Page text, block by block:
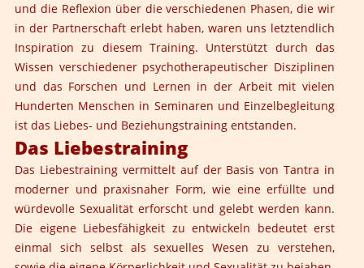
und die Reflexion über die verschiedenen Phasen, die wir
in der Partnerschaft erlebt haben, waren uns letztendlich
Inspiration zu diesem Training. Unterstützt durch das
Wissen verschiedener psychotherapeutischer Disziplinen
und das Forschen und Lernen in der Arbeit mit vielen
Hunderten Menschen in Seminaren und Einzelbegleitung
ist das Liebes- und Beziehungstraining entstanden.
Das Liebestraining
Das Liebestraining vermittelt auf der Basis von Tantra in
moderner und praxisnaher Form, wie eine erfüllte und
würdevolle Sexualität erforscht und gelebt werden kann.
Die eigene Liebesfähigkeit zu entwickeln bedeutet erst
einmal sich selbst als sexuelles Wesen zu verstehen,